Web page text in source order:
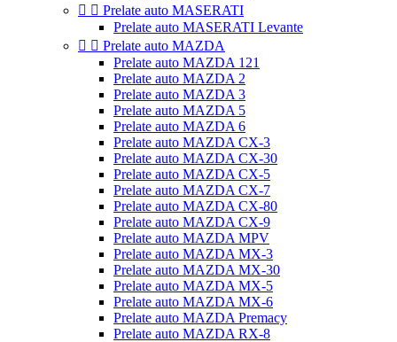
  Prelate auto MASERATI
Prelate auto MASERATI Levante
  Prelate auto MAZDA
Prelate auto MAZDA 121
Prelate auto MAZDA 2
Prelate auto MAZDA 3
Prelate auto MAZDA 5
Prelate auto MAZDA 6
Prelate auto MAZDA CX-3
Prelate auto MAZDA CX-30
Prelate auto MAZDA CX-5
Prelate auto MAZDA CX-7
Prelate auto MAZDA CX-80
Prelate auto MAZDA CX-9
Prelate auto MAZDA MPV
Prelate auto MAZDA MX-3
Prelate auto MAZDA MX-30
Prelate auto MAZDA MX-5
Prelate auto MAZDA MX-6
Prelate auto MAZDA Premacy
Prelate auto MAZDA RX-8